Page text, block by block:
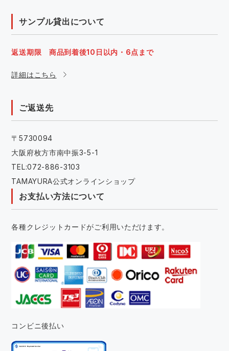
サンプル貸出について
返送期限 商品到着後10日以内・6点まで
詳細はこちら
ご返送先
〒5730094
大阪府枚方市南中振3-5-1
TEL:072-886-3103
TAMAYURA公式オンラインショップ
お支払い方法について
各種クレジットカードがご利用いただけます。
コンビニ後払い